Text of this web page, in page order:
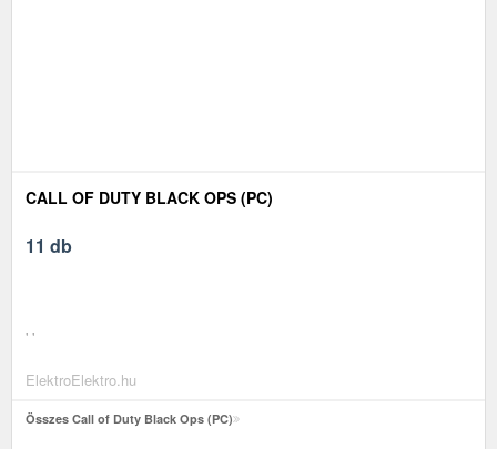
CALL OF DUTY BLACK OPS (PC)
11 db
' '
ElektroElektro.hu
Összes Call of Duty Black Ops (PC)